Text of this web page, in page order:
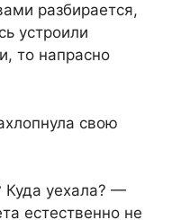
разбирается,
устроили
то напрасно
свою
Куда уехала? —
естественно не